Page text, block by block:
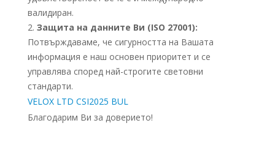
валидиран.
Защита на данните Ви (ISO 27001):
Потвърждаваме, че сигурността на Вашата
информация е наш основен приоритет и се
управлява според най-строгите световни
стандарти.
VELOX LTD CSI2025 BUL
Благодарим Ви за доверието!